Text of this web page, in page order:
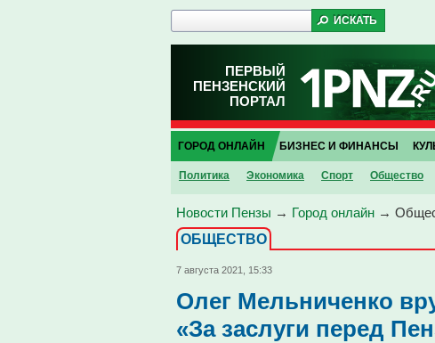
ПЕРВЫЙ
ПЕНЗЕНСКИЙ
ПОРТАЛ
ГОРОД ОНЛАЙН
Политика Экономика Спорт Общество
БИЗНЕС И ФИНАНСЫ
Новости Пензы → Город онлайн →
ОБЩЕСТВО
7 августа 2021, 15:33
Олег Мельниченко
«За заслуги перед